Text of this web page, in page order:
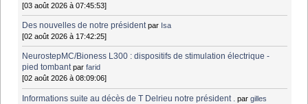
[03 août 2026 à 07:45:53]
Des nouvelles de notre président par Isa
[02 août 2026 à 17:42:25]
NeurostepMC/Bioness L300 : dispositifs de stimulation électrique -
pied tombant parfarid
[02 août 2026 à 08:09:06]
Informations suite au décès de T Delrieu notre président . pargilles